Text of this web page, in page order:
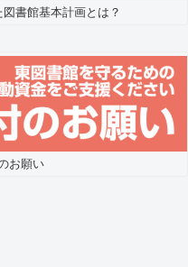
書館基本計画とは？
お願い